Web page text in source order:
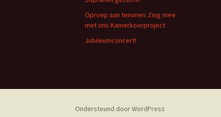
Oproep aan tenoren: Zing mee
met ons Kamerkoorproject
Jubileumconcert!
Ondersteund door WordPress